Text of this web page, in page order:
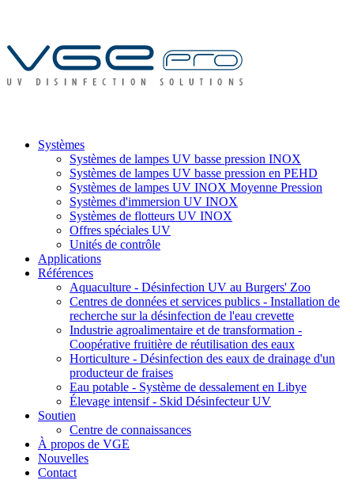
Systèmes
Systèmes de lampes UV basse pression INOX
Systèmes de lampes UV basse pression en PEHD
Systèmes de lampes UV INOX Moyenne Pression
Systèmes d'immersion UV INOX
Systèmes de flotteurs UV INOX
Offres spéciales UV
Unités de contrôle
Applications
Références
Aquaculture - Désinfection UV au Burgers' Zoo
Centres de données et services publics - Installation de
recherche sur la désinfection de l'eau crevette
Industrie agroalimentaire et de transformation -
Coopérative fruitière de réutilisation des eaux
Horticulture - Désinfection des eaux de drainage d'un
producteur de fraises
Eau potable - Système de dessalement en Libye
Élevage intensif - Skid Désinfecteur UV
Soutien
Centre de connaissances
À propos de VGE
Nouvelles
Contact